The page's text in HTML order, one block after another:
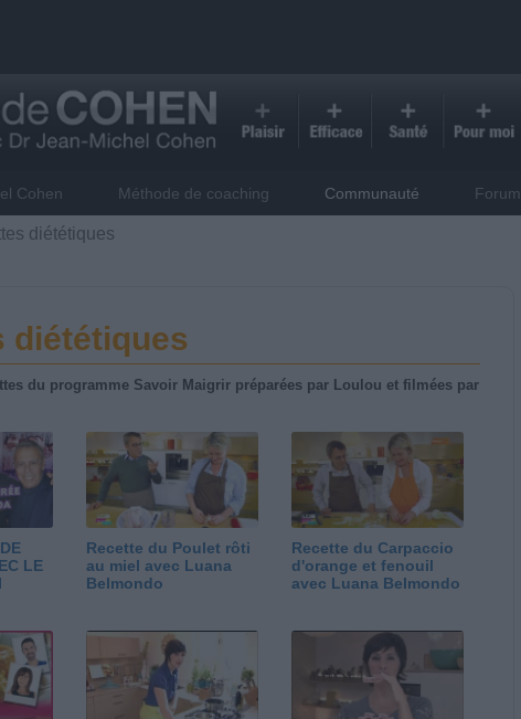
Cohen Méthode de coaching Communauté Forum
diététiques
diététiques
du programme Savoir Maigrir préparées par Loulou et filmées par
LE
Recette du Poulet rôti
au miel avec Luana
Belmondo
Recette du Carpaccio
d'orange et fenouil
avec Luana Belmondo